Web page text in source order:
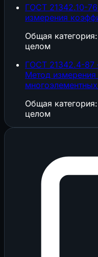
ГОСТ 21342.10-
измерения
Общая
целом
ГОСТ 21342.4-87
Метод измерения
Общая
целом